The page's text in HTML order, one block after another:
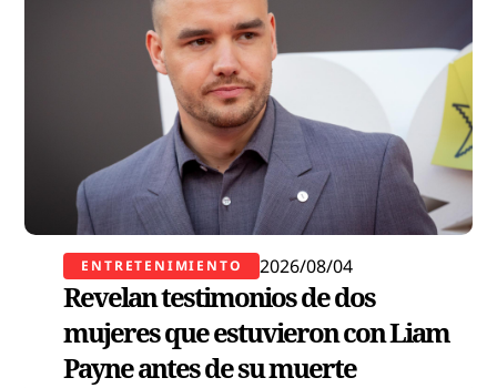
ENTRETENIMIENTO 2026/08/04
Revelan testimonios de dos
mujeres que estuvieron con Liam
Payne antes de su muerte